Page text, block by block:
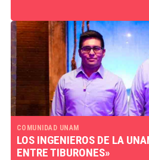
COMUNIDAD UNAM
LOS INGENIEROS DE LA
ENTRE TIBURONES»